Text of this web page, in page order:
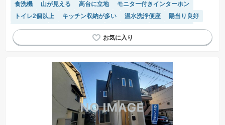
食洗機 山が見える 高台に立地
モニター付きインターホン
トイレ2個以上
キッチン収納が多い 温水洗浄便座
陽当り良好
浴室乾燥機
システムキッチン 閑静な住宅地
対面キッチン
窓付き浴室